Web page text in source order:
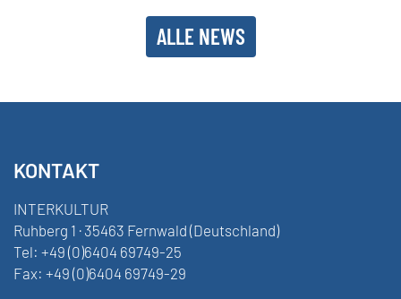
ALLE NEWS
KONTAKT
INTERKULTUR
Ruhberg 1 · 35463 Fernwald (Deutschland)
Tel: +49 (0)6404 69749-25
Fax: +49 (0)6404 69749-29